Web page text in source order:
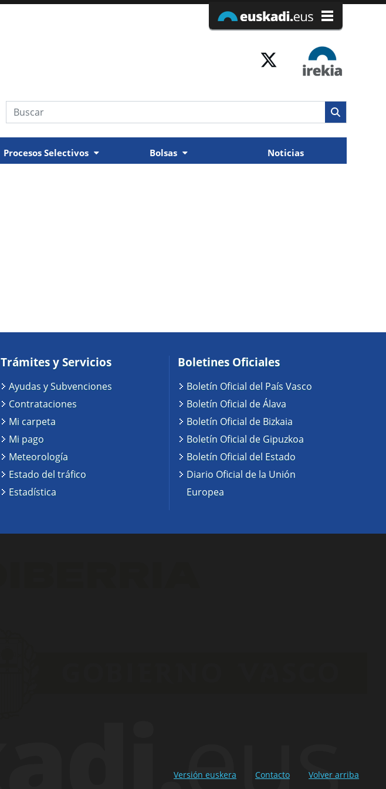
Búsqueda web
Procesos Selectivos Bolsas Noticias
Trámites y Servicios
Ayudas y Subvenciones
Contrataciones
Mi carpeta
Mi pago
Meteorología
Estado del tráfico
Estadística
Boletines Oficiales
Boletín Oficial del País Vasco
Boletín Oficial de Álava
Boletín Oficial de Bizkaia
Boletín Oficial de Gipuzkoa
Boletín Oficial del Estado
Diario Oficial de la Unión
Europea
Versión euskera Contacto Volver arriba